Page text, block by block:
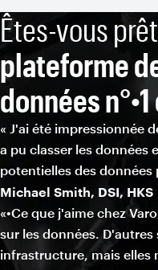
Êtes-vous
plateforme
données
« J'ai été impressionnée
a pu classer les données
potentielles des
Michael Smith, DSI, HKS
«•Ce que j'aime chez
sur les données.
infrastructure, mais elles